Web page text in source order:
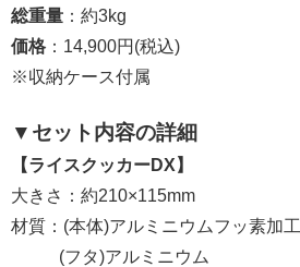
総重量 ：約3kg
価格 ：14,900円(税込)
※収納ケース付属
▼セット内容の詳細
【ライスクッカーDX】
大きさ：約210×115mm
材質：(本体)アルミニウムフッ素加工
(フタ)アルミニウム